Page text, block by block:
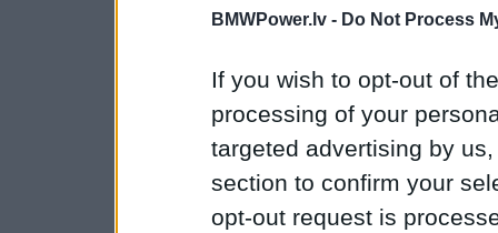
BMWPower.lv - Do Not Process
If you wish to opt-out of
processing of your
targeted advertising by
section to confirm your
opt-out request is